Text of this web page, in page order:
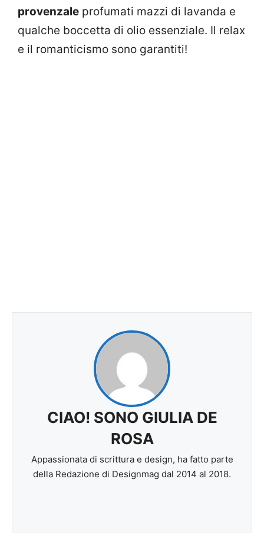
provenzale profumati mazzi di lavanda e
qualche boccetta di olio essenziale. Il relax
e il romanticismo sono garantiti!
CIAO! SONO GIULIA DE
ROSA
Appassionata di scrittura e design, ha fatto parte
della Redazione di Designmag dal 2014 al 2018.